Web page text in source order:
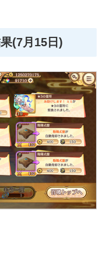
(7月15日)